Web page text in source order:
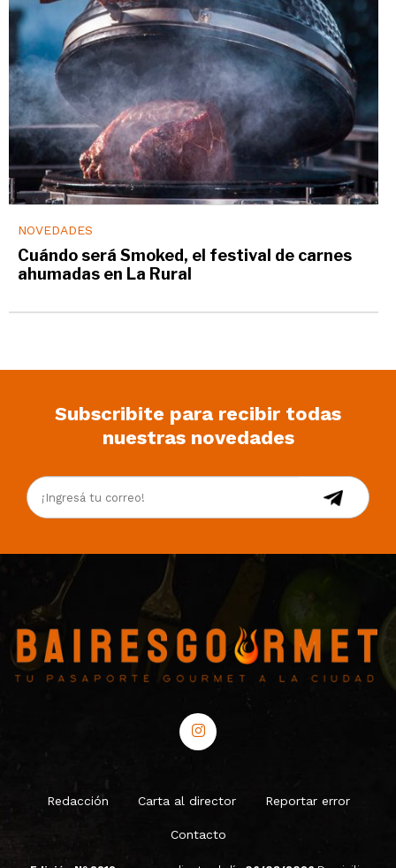
NOVEDADES
Cuándo será Smoked, el festival de carnes
ahumadas en La Rural
Subscribite para recibir todas
nuestras novedades
Redacción Carta al director Reportar error
Contacto